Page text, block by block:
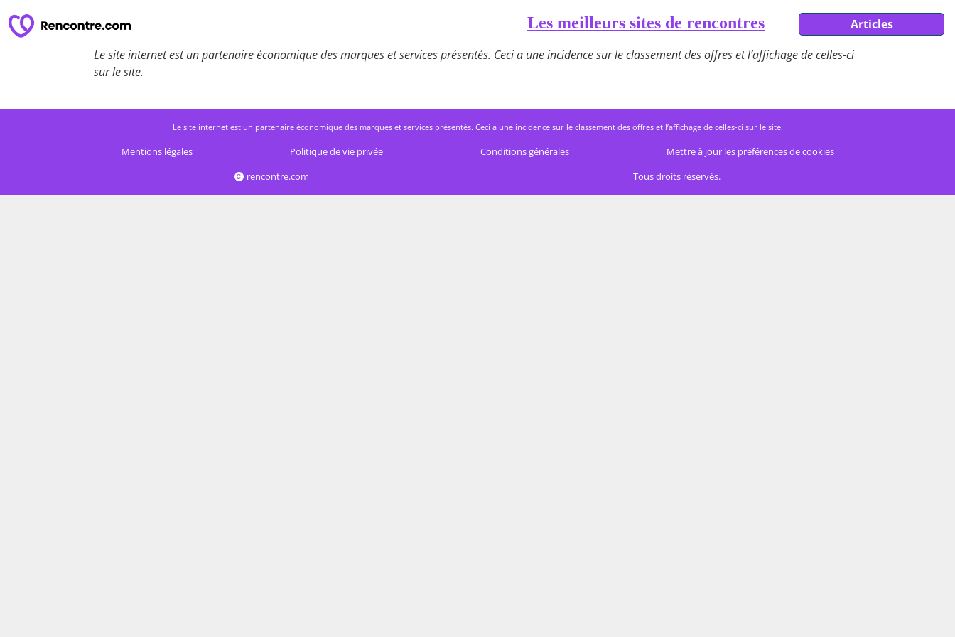
Les meilleurs sites de rencontres
Articles
Le site internet est un partenaire économique des marques et services présentés. Ceci a une incidence sur le classement des offres et l’affichage de celles-ci
sur le site.
Le site internet est un partenaire économique des marques et services présentés. Ceci a une incidence sur le classement des offres et l’affichage de celles-ci sur le site.
Mentions légales Politique de vie privée Conditions générales
Mettre à jour les préférences de cookies
rencontre.com
Tous droits réservés.